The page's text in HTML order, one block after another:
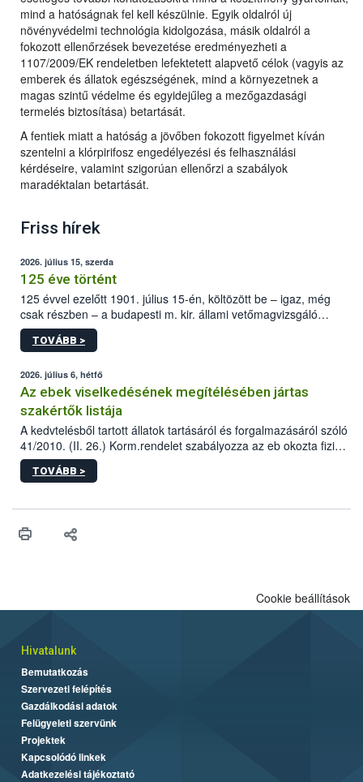
mind a hatóságnak fel kell készülnie. Egyik oldalról új
növényvédelmi technológia kidolgozása, másik oldalról a
fokozott ellenőrzések bevezetése eredményezheti a
1107/2009/EK rendeletben lefektetett alapvető célok (vagyis az
emberek és állatok egészségének, mind a környezetnek a
magas szintű védelme és egyidejűleg a mezőgazdasági
termelés biztosítása) betartását.
A fentiek miatt a hatóság a jövőben fokozott figyelmet kíván
szentelni a klórpirifosz engedélyezési és felhasználási
kérdéseire, valamint szigorúan ellenőrzi a szabályok
maradéktalan betartását.
Friss hírek
2026. július 15, szerda
125 éve történt
125 évvel ezelőtt 1901. július 15-én, költözött be – igaz, még
csak részben – a budapesti m. kir. állami vetőmagvizsgáló
állomás a Kis Rókus utca 15. szám alatti, Czigler Győző által
tervezett új épületébe.
TOVÁBB >
2026. július 6, hétfő
Az ebek viselkedésének megítélésében jártas
szakértők listája
A kedvtelésből tartott állatok tartásáról és forgalmazásáról szóló
41/2010. (II. 26.) Korm.rendelet szabályozza az eb okozta fizikai
sérülés, illetve ennek veszélye keletkezésekor felmerülő
hatósági feladatokat, valamint a veszélyes eb tartását és annak
vonni az ebek viselkedésének megítélésében jártas szakértőt.
TOVÁBB >
Cookie beállítások
Hivatalunk
Bemutatkozás
Szervezeti felépítés
Gazdálkodási adatok
Felügyeleti szervünk
Projektek
Kapcsolódó linkek
Adatkezelési tájékoztató